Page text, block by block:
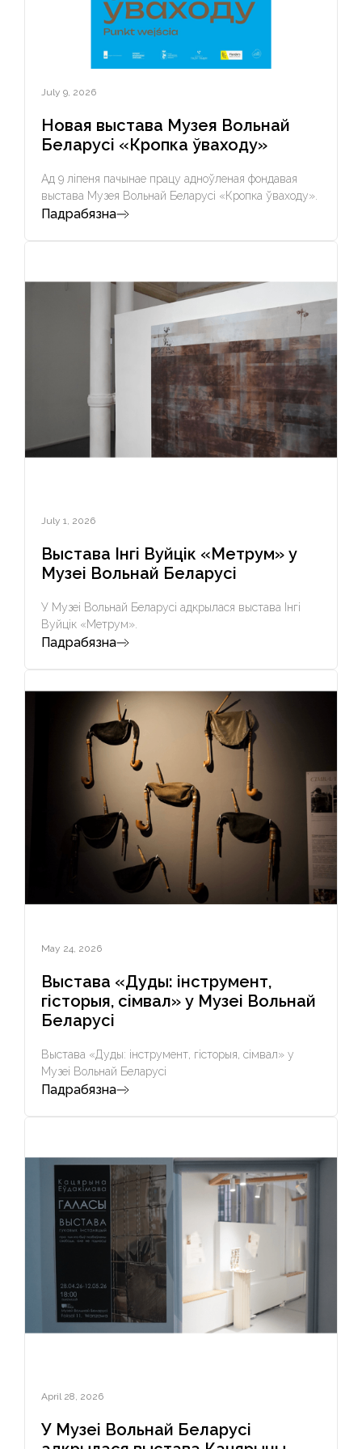
July 9, 2026
Новая выстава Музея Вольнай
Беларусі «Кропка ўваходу»
Ад 9 ліпеня пачынае працу адноўленая фондавая
выстава Музея Вольнай Беларусі «Кропка ўваходу».
Падрабязна
July 1, 2026
Выстава Інгі Вуйцік «Метрум» у
Музеі Вольнай Беларусі
У Музеі Вольнай Беларусі адкрылася выстава Інгі
Вуйцік «Метрум».
Падрабязна
May 24, 2026
Выстава «Дуды: інструмент,
гісторыя, сімвал» у Музеі Вольнай
Беларусі
Выстава «Дуды: інструмент, гісторыя, сімвал» у
Музеі Вольнай Беларусі
Падрабязна
April 28, 2026
У Музеі Вольнай Беларусі